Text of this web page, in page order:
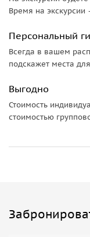
Время на экскурсии
Персональный
Всегда в вашем
подскажет места
Выгодно
Стоимость
стоимостью